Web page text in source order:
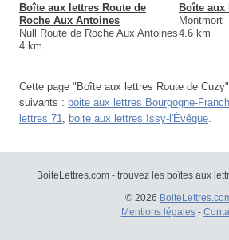
Boîte aux lettres Route de
Roche Aux Antoines
Null Route de Roche Aux Antoines
4 km
Boîte aux
Montmort
4.6 km
Cette page "Boîte aux lettres Route de
suivants : boite aux lettres Bourgogne-
lettres 71
boite aux lettres Issy-l'Évêque
BoiteLettres.com - trouvez les boîtes aux
© 2026
Mentions légales-